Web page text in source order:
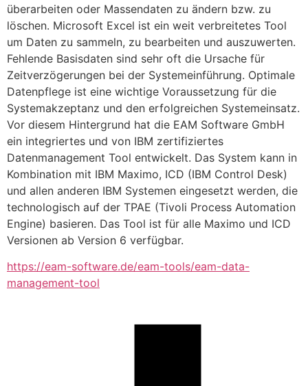
überarbeiten oder Massendaten zu ändern bzw. zu
löschen. Microsoft Excel ist ein weit verbreitetes Tool
um Daten zu sammeln, zu bearbeiten und auszuwerten.
Fehlende Basisdaten sind sehr oft die Ursache für
Zeitverzögerungen bei der Systemeinführung. Optimale
Datenpflege ist eine wichtige Voraussetzung für die
Systemakzeptanz und den erfolgreichen Systemeinsatz.
Vor diesem Hintergrund hat die EAM Software GmbH
ein integriertes und von IBM zertifiziertes
Datenmanagement Tool entwickelt. Das System kann in
Kombination mit IBM Maximo, ICD (IBM Control Desk)
und allen anderen IBM Systemen eingesetzt werden, die
technologisch auf der TPAE (Tivoli Process Automation
Engine) basieren. Das Tool ist für alle Maximo und ICD
Versionen ab Version 6 verfügbar.
https://eam-software.de/eam-tools/eam-data-
management-tool